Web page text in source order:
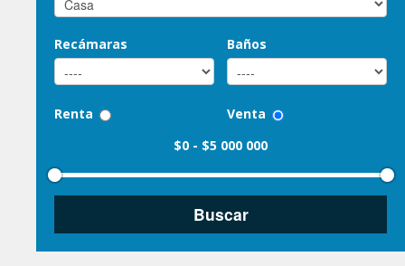
Recámaras Baños
Renta
Venta
$0 - $5 000 000